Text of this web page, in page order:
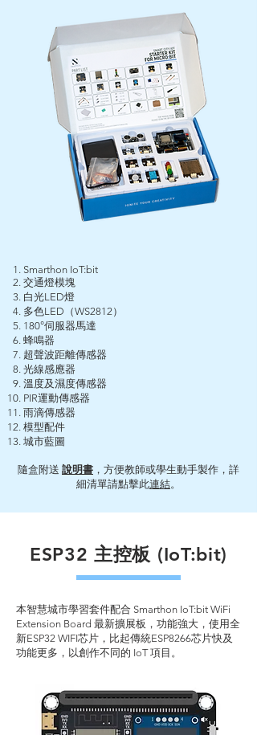
Smarthon IoT:bit
交通燈模塊
白光LED燈
多色LED（WS2812）
180°伺服器馬達
蜂鳴器
超聲波距離傳感器
光線感應器
溫度及濕度傳感器
PIR運動傳感器
雨滴傳感器
模型配件
​城市藍圖
隨盒附送 說明書 ，方便教師或學生動手製作，詳
細清單請點擊此連結。
ESP32 主控板 (IoT:bit)
本智慧城市學習套件配合 Smarthon IoT:bit WiFi
Extension Board 最新擴展板，功能強大，使用全
新ESP32 WIFI芯片，比起傳統ESP8266芯片快及
功能更多，以創作不同的 IoT 項目。